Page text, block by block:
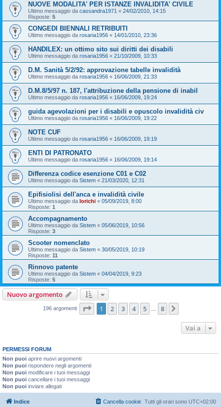
NUOVE MODALITA' PER ISTANZE INVALIDITA' CIVILE
Ultimo messaggio da cassandra1971 « 24/02/2010, 14:15
Risposte: 5
CONGEDI BIENNALI RETRIBUITI
Ultimo messaggio da rosaria1956 « 14/01/2010, 23:36
HANDILEX: un ottimo sito sui diritti dei disabili
Ultimo messaggio da rosaria1956 « 21/10/2009, 10:33
D.M. Sanità 5/2/92: approvazione tabelle invalidità
Ultimo messaggio da rosaria1956 « 16/06/2009, 21:33
D.M.8/5/97 n. 187, l'attribuzione della pensione di inabil
Ultimo messaggio da rosaria1956 « 16/06/2009, 19:24
guida agevolazioni per i disabili e opuscolo invalidità civ
Ultimo messaggio da rosaria1956 « 16/06/2009, 19:22
NOTE CUF
Ultimo messaggio da rosaria1956 « 16/06/2009, 19:19
ENTI DI PATRONATO
Ultimo messaggio da rosaria1956 « 16/06/2009, 19:14
Differenza codice esenzione C01 e C02
Ultimo messaggio da Sistem « 21/03/2020, 12:31
Epifisiolisi dell'anca e invalidità civile
Ultimo messaggio da lorichi « 05/09/2019, 8:00
Risposte: 1
Accompagnamento
Ultimo messaggio da Sistem « 05/06/2019, 10:56
Risposte: 3
Scooter nomenclato
Ultimo messaggio da Sistem « 30/05/2019, 10:19
Risposte: 11
Rinnovo patente
Ultimo messaggio da Sistem « 04/04/2019, 9:23
Risposte: 5
Nuovo argomento
196 argomenti Pagina di
1 2 3 4 5 8
Vai a
PERMESSI FORUM
Non puoi aprire nuovi argomenti
Non puoi rispondere negli argomenti
Non puoi modificare i tuoi messaggi
Non puoi cancellare i tuoi messaggi
Non puoi inviare allegati
Indice Tutti gli orari sono UTC+02:00
Cancella cookie